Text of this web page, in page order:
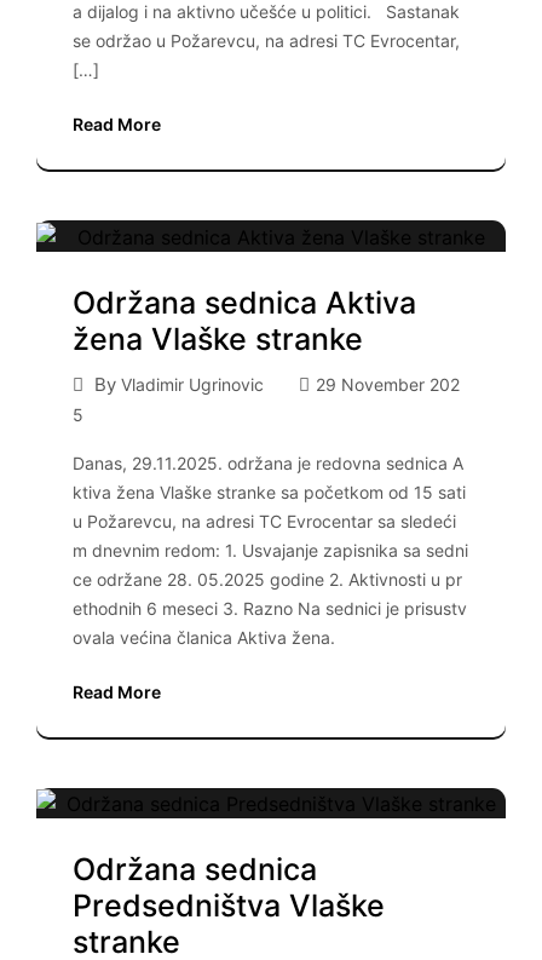
a dijalog i na aktivno učešće u politici. Sastanak
se održao u Požarevcu, na adresi TC Evrocentar,
[…]
Read More
Održana sednica Aktiva
žena Vlaške stranke
By Vladimir Ugrinovic
29 November 202
5
Danas, 29.11.2025. održana je redovna sednica A
ktiva žena Vlaške stranke sa početkom od 15 sati
u Požarevcu, na adresi TC Evrocentar sa sledeći
m dnevnim redom: 1. Usvajanje zapisnika sa sedni
ce održane 28. 05.2025 godine 2. Aktivnosti u pr
ethodnih 6 meseci 3. Razno Na sednici je prisustv
ovala većina članica Aktiva žena.
Read More
Održana sednica
Predsedništva Vlaške
stranke